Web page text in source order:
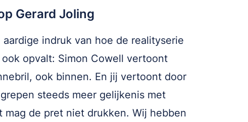
Gerard Joling
indruk van hoe de realityserie
opvalt: Simon Cowell vertoont
ook binnen. En jij vertoont door
steeds meer gelijkenis met
mag de pret niet drukken. Wij hebben